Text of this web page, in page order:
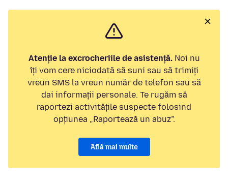
Atenție la excrocheriile de asistență.Noi nu
îți vom cere niciodată să suni sau să trimiți
vreun SMS la vreun număr de telefon sau să
dai informații personale. Te rugăm să
raportezi activitățile suspecte folosind
opțiunea „Raportează un abuz”.
Află mai multe